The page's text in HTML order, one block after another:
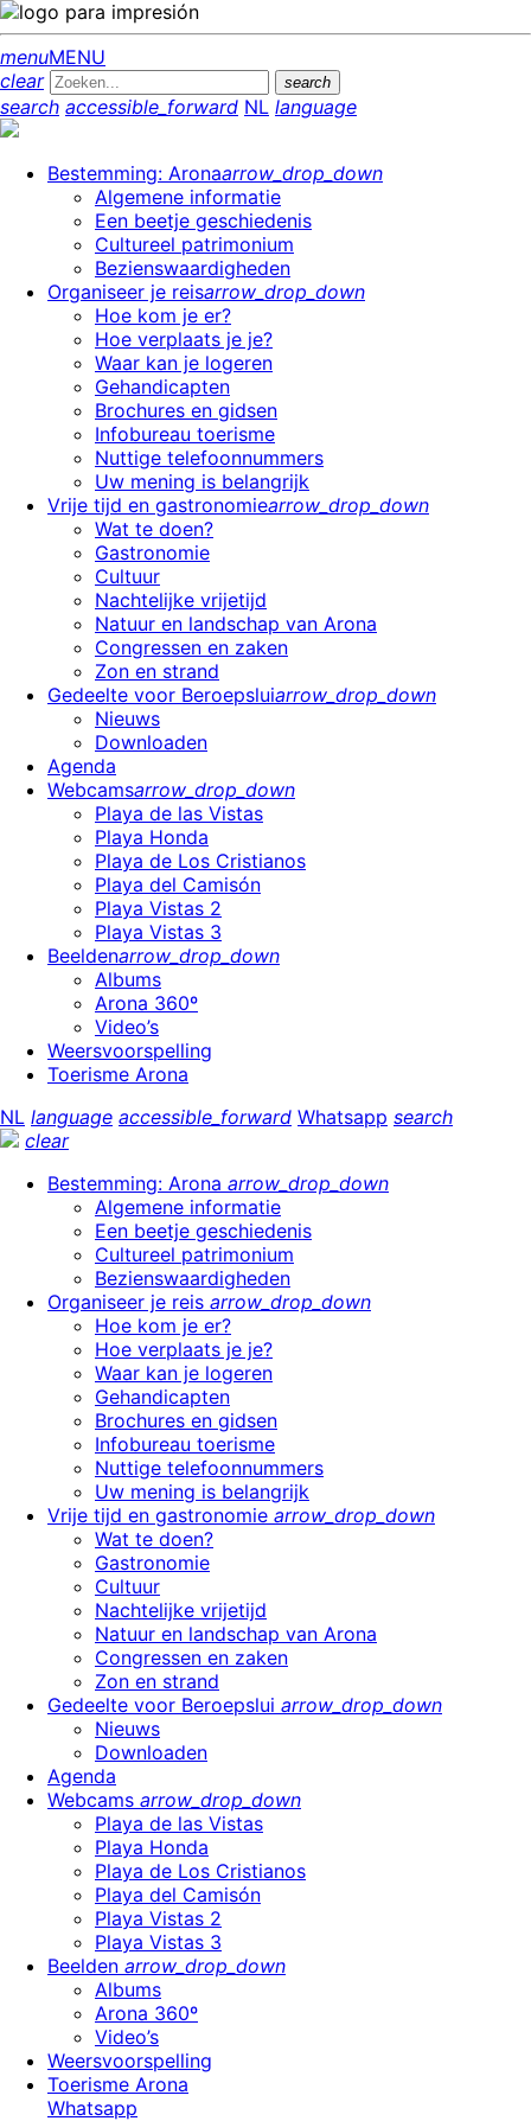
menuMENU
clear
search
search accessible_forward NL language
Bestemming: Aronaarrow_drop_down
Algemene informatie
Een beetje geschiedenis
Cultureel patrimonium
Bezienswaardigheden
Organiseer je reisarrow_drop_down
Hoe kom je er?
Hoe verplaats je je?
Waar kan je logeren
Gehandicapten
Brochures en gidsen
Infobureau toerisme
Nuttige telefoonnummers
Uw mening is belangrijk
Vrije tijd en gastronomiearrow_drop_down
Wat te doen?
Gastronomie
Cultuur
Nachtelijke vrijetijd
Natuur en landschap van Arona
Congressen en zaken
Zon en strand
Gedeelte voor Beroepsluiarrow_drop_down
Nieuws
Downloaden
Agenda
Webcamsarrow_drop_down
Playa de las Vistas
Playa Honda
Playa de Los Cristianos
Playa del Camisón
Playa Vistas 2
Playa Vistas 3
Beeldenarrow_drop_down
Albums
Arona 360º
Video’s
Weersvoorspelling
Toerisme Arona
NL language accessible_forward Whatsapp search
clear
Bestemming: Arona arrow_drop_down
Algemene informatie
Een beetje geschiedenis
Cultureel patrimonium
Bezienswaardigheden
Organiseer je reis arrow_drop_down
Hoe kom je er?
Hoe verplaats je je?
Waar kan je logeren
Gehandicapten
Brochures en gidsen
Infobureau toerisme
Nuttige telefoonnummers
Uw mening is belangrijk
Vrije tijd en gastronomie arrow_drop_down
Wat te doen?
Gastronomie
Cultuur
Nachtelijke vrijetijd
Natuur en landschap van Arona
Congressen en zaken
Zon en strand
Gedeelte voor Beroepslui arrow_drop_down
Nieuws
Downloaden
Agenda
Webcams arrow_drop_down
Playa de las Vistas
Playa Honda
Playa de Los Cristianos
Playa del Camisón
Playa Vistas 2
Playa Vistas 3
Beelden arrow_drop_down
Albums
Arona 360º
Video’s
Weersvoorspelling
Toerisme Arona
Whatsapp